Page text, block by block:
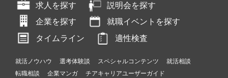
求人を探す
説明会を探す
企業を探す
就職イベントを探す
タイムライン
適性検査
就活ノウハウ 選考体験談 スペシャルコンテンツ
就活相談
転職相談
企業マンガ チアキャリアユーザーガイド